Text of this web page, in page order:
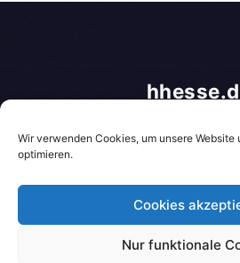
Wir verwenden Cookies, um unsere Website
optimieren.
Cookies
Nur funktionale
Über hhesse.deAbout